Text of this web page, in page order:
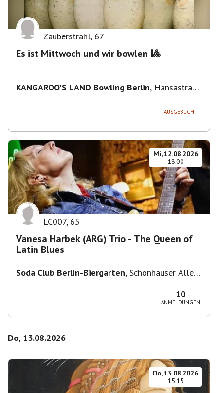
Zauberstrahl, 67
Es ist Mittwoch und wir bowlen 🎱
KANGAROO'S LAND Bowling Berlin, Hansastraße
AUSGEBUCHT
Mi, 12.08.2026
18:00
LC007, 65
Vanesa Harbek (ARG) Trio - The Queen of
Latin Blues
Soda Club Berlin-Biergarten, Schönhauser Allee
10
ANMELDUNGEN
Do, 13.08.2026
Do, 13.08.2026
15:15